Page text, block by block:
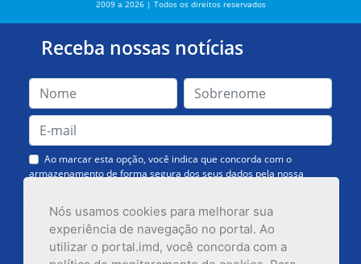
Nós usamos cookies para melhorar sua
experiência de navegação no portal. Ao
utilizar o portal.imd, você concorda com a
2009 a 2026 | Todos os direitos reservados
Receba nossas notícias
Ao marcar esta opção, você indica que concorda com o
armazenamento de forma segura dos seus dados pela nossa